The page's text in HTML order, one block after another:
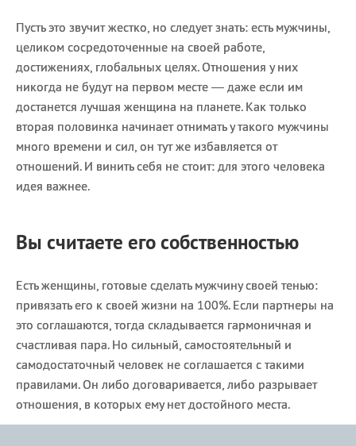
Пусть это звучит жестко, но следует знать: есть мужчины,
целиком сосредоточенные на своей работе,
достижениях, глобальных целях. Отношения у них
никогда не будут на первом месте — даже если им
достанется лучшая женщина на планете. Как только
вторая половинка начинает отнимать у такого мужчины
много времени и сил, он тут же избавляется от
отношений. И винить себя не стоит: для этого человека
идея важнее.
Вы считаете его собственностью
Есть женщины, готовые сделать мужчину своей тенью:
привязать его к своей жизни на 100%. Если партнеры на
это соглашаются, тогда складывается гармоничная и
счастливая пара. Но сильный, самостоятельный и
самодостаточный человек не соглашается с такими
правилами. Он либо договаривается, либо разрывает
отношения, в которых ему нет достойного места.